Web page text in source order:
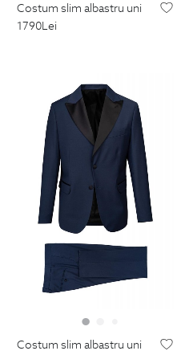
costum slim albastru uni
1790Lei
costum slim albastru uni